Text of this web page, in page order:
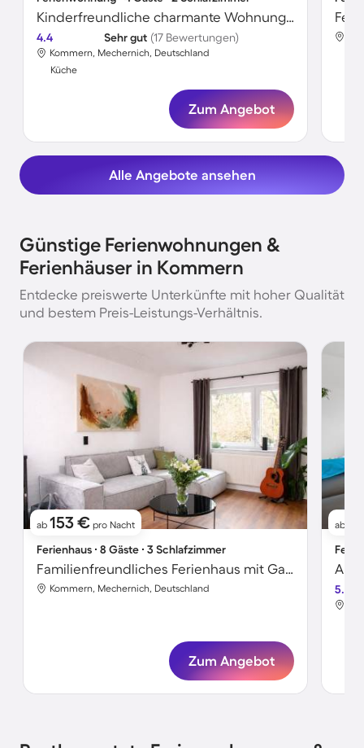
Kinderfreundliche charmante Wohnung | Haustierfreundlich
4.4 Sehr gut (17 Bewertungen)
Kommern, Mechernich, Deutschland
Küche
Zum Angebot
Alle Angebote ansehen
Günstige Ferienwohnungen &
Ferienhäuser in Kommern
Entdecke preiswerte Unterkünfte mit hoher Qualität
und bestem Preis-Leistungs-Verhältnis.
ab 153 € pro Nacht
Ferienhaus ∙ 8 Gäste ∙ 3 Schlafzimmer
Familienfreundliches Ferienhaus mit Garten und Terrasse | Naturblick
Kommern, Mechernich, Deutschland
Zum Angebot
ab
5.0